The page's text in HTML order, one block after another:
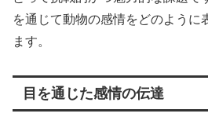
を通じて動物の感情をどのように
ます。
目を通じた感情の伝達